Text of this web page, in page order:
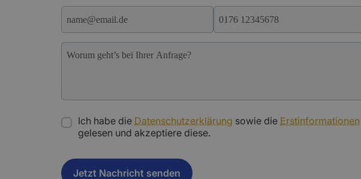
Ich habe die Datenschutzerklärung sowie die Erstinformationen
gelesen und akzeptiere diese.